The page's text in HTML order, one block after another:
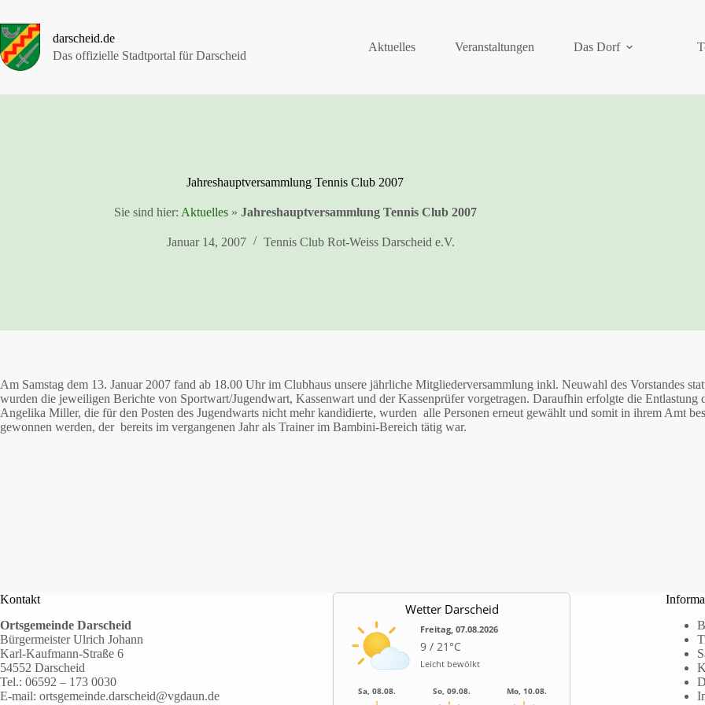
springen
darscheid.de
Das offizielle Stadtportal für Darscheid
Aktuelles Veranstaltungen Das Dorf
Jahreshauptversammlung Tennis Club 2007
Sie sind hier: Aktuelles» Jahreshauptversammlung Tennis Club 2007
Januar 14, 2007 Tennis Club Rot-Weiss Darscheid e.V.
Am Samstag dem 13. Januar 2007 fand ab 18.00 Uhr im Clubhaus unsere jährliche Mitgliederversammlung inkl. Neuwahl des Vorstandes
wurden die jeweiligen Berichte von Sportwart/Jugendwart, Kassenwart und der Kassenprüfer vorgetragen. Daraufhin erfolgte die Entlastung
Angelika Miller, die für den Posten des Jugendwarts nicht mehr kandidierte, wurden alle Personen erneut gewählt und somit in ihrem Amt
gewonnen werden, der bereits im vergangenen Jahr als Trainer im Bambini-Bereich tätig war.
Kontakt
Ortsgemeinde Darscheid
Bürgermeister Ulrich Johann
Karl-Kaufmann-Straße 6
54552 Darscheid
Tel.: 06592 – 173 0030
E-mail: ortsgemeinde.darscheid@vgdaun.de
Wetter Darscheid
Freitag, 07.08.2026
9 / 21°C
Leicht bewölkt
Sa, 08.08. So, 09.08. Mo, 10.08.